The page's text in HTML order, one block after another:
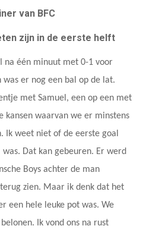
van BFC
zijn in de eerste helft
na één minuut met 0-1 voor
er nog een bal op de lat.
met Samuel, een op een met
kansen waarvan we er minstens
Ik weet niet of de eerste goal
Dat kan gebeuren. Er werd
Boys achter de man
zien. Maar ik denk dat het
een hele leuke pot was. We
Ik vond ons na rust